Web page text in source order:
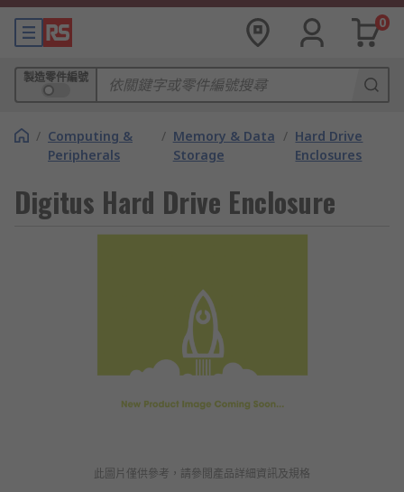
0
製造零件編號
/ Computing &
Peripherals
/ Memory & Data
Storage
/ Hard Drive
Enclosures
Digitus Hard Drive Enclosure
此圖片僅供參考，請參閲產品詳細資訊及規格